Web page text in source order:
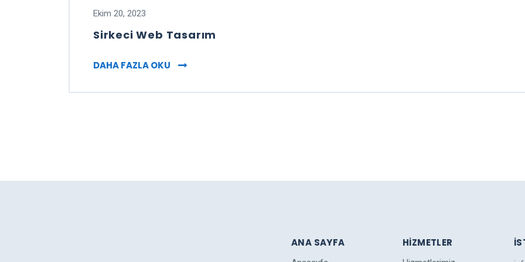
Ekim 20, 2023
Sirkeci Web Tasarım
DAHA FAZLA OKU SIRKECI WEB TASARIM
ANA SAYFA HIZMETLER